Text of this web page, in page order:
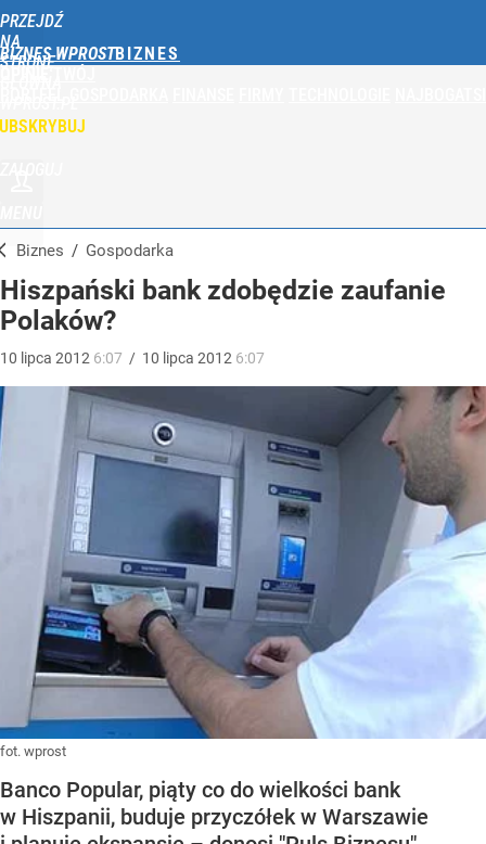
PRZEJDŹ
NA
STRONĘ
BIZNES WPROST
Biznes / Gospodarka
Hiszpański bank zdobędzie zaufanie
Polaków?
10 lipca 2012 6:07 / 10 lipca 2012 6:07
fot. wprost
Banco Popular, piąty co do wielkości bank
w Hiszpanii, buduje przyczółek w Warszawie